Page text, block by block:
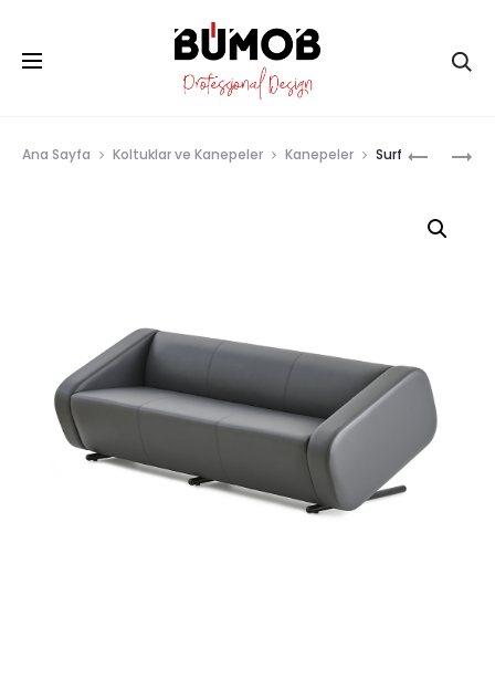
STARK
Ana Sayfa Koltuklar ve Kanepeler Kanepeler Surf